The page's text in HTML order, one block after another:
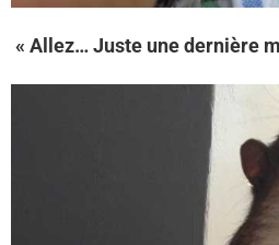
« Allez… Juste une dernière